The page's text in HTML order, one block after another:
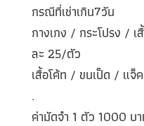
กรณีที่เช่าเกิน7วัน
กางเกง / กระโปรง /
ละ 25/ตัว
เสื้อโค้ท / ขนเป็ด / แ
.
ค่ามัดจำ 1 ตัว 1000 บ